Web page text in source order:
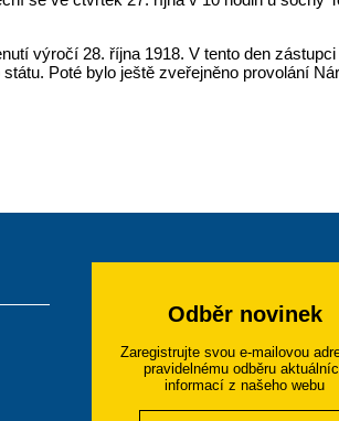
výročí 28. října 1918. V tento den
Poté bylo ještě zveřejněno provolání
Odběr novinek
Zaregistrujte svou e-mailovou
pravidelnému odběru
informací z našeho webu